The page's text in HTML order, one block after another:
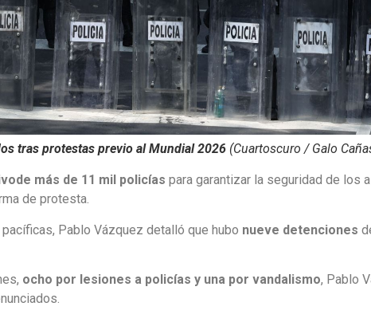
tras protestas previo al Mundial 2026 (Cuartoscuro / Galo
de más de 11 mil policías para garantizar la seguridad de los
de protesta.
Pablo Vázquez detalló que hubo nueve detenciones
ocho por lesiones a policías y una por vandalismo, Pablo